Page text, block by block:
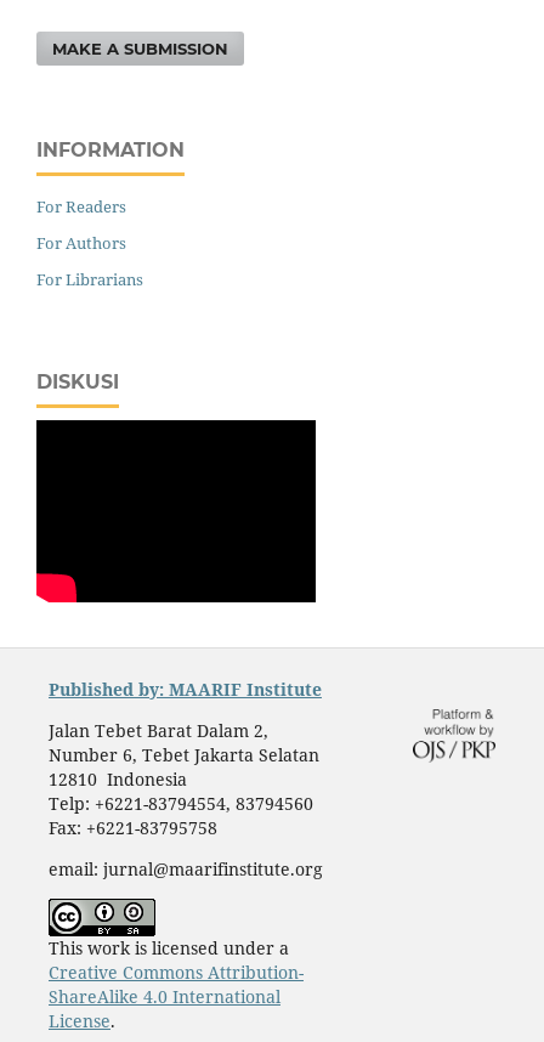
MAKE A SUBMISSION
INFORMATION
For Readers
For Authors
For Librarians
DISKUSI
Published by: MAARIF Institute
Jalan Tebet Barat Dalam 2,
Number 6, Tebet Jakarta Selatan
12810 Indonesia
Telp: +6221-83794554, 83794560
Fax: +6221-83795758
email: jurnal@maarifinstitute.org
This work is licensed under a
Creative Commons Attribution-
ShareAlike 4.0 International
License.